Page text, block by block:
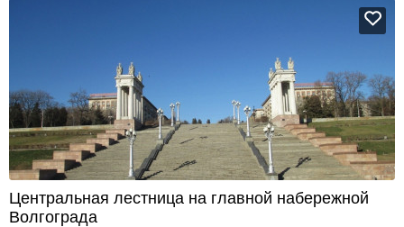
Центральная лестница на главной набережной
Волгограда